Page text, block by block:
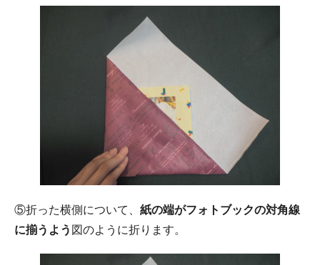
⑤折った横側について、 紙の端がフォトブックの対角線
に揃うよう図のように折ります。